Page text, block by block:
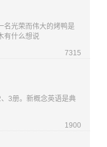
名光荣而伟大的烤鸭是
有什么想说
7315
3册。新概念英语是典
1900